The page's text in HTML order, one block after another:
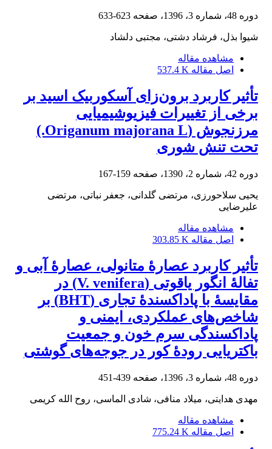
دوره 48، شماره 3، 1396، صفحه 623-633
شیوا بذل، فرشاد دشتی، مجتبی دلشاد
مشاهده مقاله
اصل مقاله 537.4 K
تأثیر کاربرد برون‌زای آسکوربیک اسید بر
برخی از تغییرات فیزیوشیمیایی
مرزنجوش (Origanum majorana L.)
تحت تنش شوری
دوره 42، شماره 2، 1390، صفحه 159-167
یحیی سلاحورزی، مرتضی گلدانی، جعفر نباتی، مرتضی
علیرضایی
مشاهده مقاله
اصل مقاله 303.85 K
تأثیر کاربرد عصارۀ ‌متانولی، عصارۀ آبی و
تفالۀ ‌انگور‌ یاقوتی (V. venifera) در
مقایسۀ با پاداکسندۀ تجاری (BHT) بر
شاخص‌های عملکردی، ‌ایمنی و
پاداکسندگی سرم خون و جمعیت
باکتریایی رودۀ کور در جوجه‌های‌ گوشتی
دوره 48، شماره 3، 1396، صفحه 439-451
مهدی هدایتی، میلاد منافی، شادی الماسی، روح الله کریمی
مشاهده مقاله
اصل مقاله 775.24 K